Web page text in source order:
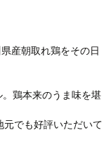
産朝取れ鶏をその日
鶏本来のうま味を堪
でも好評いただいて